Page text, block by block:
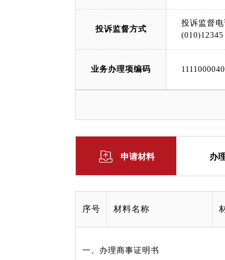
投诉监督方式
投诉监督
(010)12345
业务办理项编码
申请材料 办
序号 材料名称
一、办理商事证明书